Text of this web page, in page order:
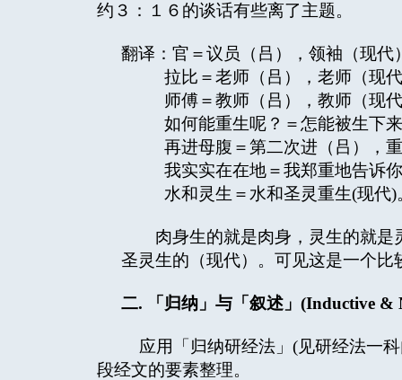
约３：１６的谈话有些离了主题。
翻译：官＝议员（吕），领袖（现代
拉比＝老师（吕），老师（现
师傅＝教师（吕），教师（现
如何能重生呢？＝怎能被生下来
再进母腹＝第二次进（吕），重
我实实在在地＝我郑重地告诉你
水和灵生＝水和圣灵重生(现代)
肉身生的就是肉身，灵生的就是
圣灵生的（现代）。可见这是一个
二. 「归纳」与「叙述」 (Inductive &
应用「归纳研经法」(见研经法一
段经文的要素整理。